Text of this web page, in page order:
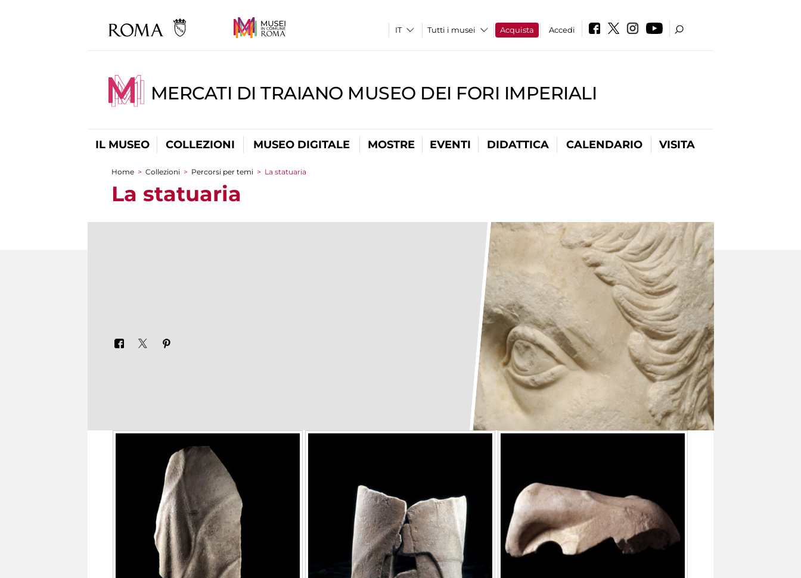
Tutti i musei Acquista Accedi
MERCATI DI TRAIANO MUSEO DEI FORI IMPERIALI
IL MUSEO COLLEZIONI MUSEO DIGITALE MOSTRE EVENTI DIDATTICA CALENDARIO VISITA
Tu sei qui
Home > Collezioni > Percorsi per temi > La statuaria
La statuaria